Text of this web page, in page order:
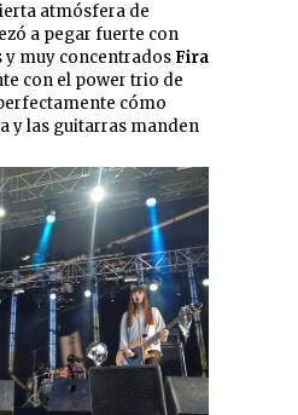
atmósfera de
a pegar fuerte con
y muy concentrados Fira
con el power trio de
cómo
y las guitarras manden